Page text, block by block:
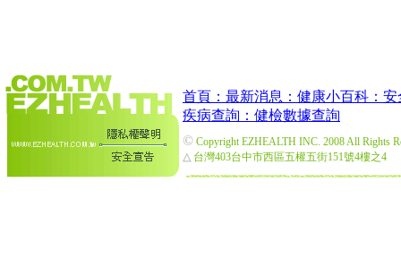
首頁： 最新消息： 健康小百科： 安
疾病查詢： 健檢數據查詢
© Copyright EZHEALTH INC. 2008 All Rights
△ 台灣403台中市西區五權五街151號4樓之4